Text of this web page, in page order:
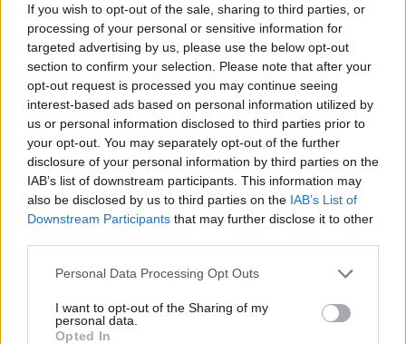
If you wish to opt-out of the sale, sharing to third parties, or
processing of your personal or sensitive information for
targeted advertising by us, please use the below opt-out
section to confirm your selection. Please note that after your
opt-out request is processed you may continue seeing
interest-based ads based on personal information utilized by
us or personal information disclosed to third parties prior to
your opt-out. You may separately opt-out of the further
disclosure of your personal information by third parties on the
IAB’s list of downstream participants. This information may
also be disclosed by us to third parties on the IAB’s List of
Downstream Participants that may further disclose it to other
Personal Data Processing Opt Outs
I want to opt-out of the Sharing of my
personal data.
Opted In
Változatlanul hagyta a kamatszintet az
eurózónában az EKB mai kamatdöntő ülésén. Az
EKB a közleményben azt írta, hogy az alacsony
kamatok mindaddig maradnak, amíg az infláció
nem közelít a jegybank 2%-os szintje közelébe.
Christine Lagarde az EKB sajtótájékoztatóján
elmondta, hogy folyamatosan monitorozzák az
euró árfolyamát, valamint elmondta, hogy az
inflációs kilátások hosszú távon alacsonyak. A
jegybankelnök beszélt a Next Generation EU
program fontosságáról is, és szót ejtett a digitális
2021. január 21. 15:27 Megosztás Az erős euróról